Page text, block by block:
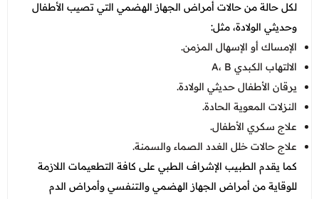
لكل حالة من حالات أمراض الجهاز الهضمي التي تصيب الأطفال
وحديثي الولادة، مثل:
الإمساك أو الإسهال المزمن.
الالتهاب الكبدي A، B
يرقان الأطفال حديثي الولادة.
النزلات المعوية الحادة.
علاج سكري الأطفال.
علاج حالات خلل الغدد الصماء والسمنة.
كما يقدم الطبيب الإشراف الطبي على كافة التطعيمات اللازمة
للوقاية من أمراض الجهاز الهضمي والتنفسي وأمراض الدم